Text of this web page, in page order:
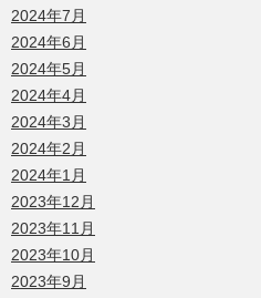
2024年7月
2024年6月
2024年5月
2024年4月
2024年3月
2024年2月
2024年1月
2023年12月
2023年11月
2023年10月
2023年9月